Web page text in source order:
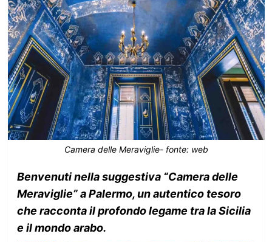
Camera delle Meraviglie- fonte: web
Benvenuti nella suggestiva “Camera delle
Meraviglie” a Palermo, un autentico tesoro
che racconta il profondo legame tra la Sicilia
e il mondo arabo.